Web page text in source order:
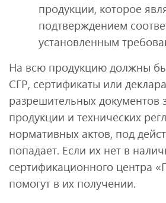
продукции, которое
подтверждением
установленным
На всю продукцию должны
СГР, сертификаты или
разрешительных документов
продукции и технических
нормативных актов, под
попадает. Если их нет в
сертификационного центра
помогут в их получении.